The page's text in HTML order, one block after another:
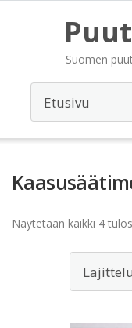
Suomen
Näytetään kaikki 4